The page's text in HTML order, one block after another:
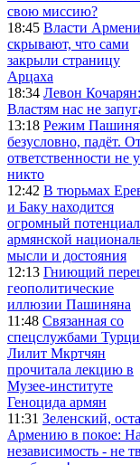
свою миссию?
18:45 Власти
скрывают, что сами
закрыли страницу
Арцаха
18:34 Левон Кочарян:
Властям нас не
13:18 Режим
безусловно, падёт.
ответственности не
никто
12:42 В тюрьмах
и Баку находится
огромный потенциал
армянской
мысли и достояния
12:13 Гниющий
геополитические
иллюзии Пашиняна
11:48 Связанная со
спецслужбами
Лилит Мкртчян
прочитала лекцию в
Музее-институте
Геноцида армян
11:31 Зеленский,
Армению в покое:
независимость - не